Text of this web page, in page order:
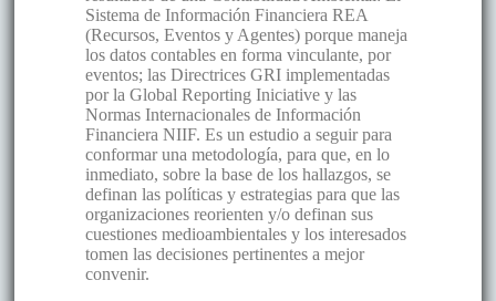
Sistema de Información Financiera REA
(Recursos, Eventos y Agentes) porque maneja
los datos contables en forma vinculante, por
eventos; las Directrices GRI implementadas
por la Global Reporting Iniciative y las
Normas Internacionales de Información
Financiera NIIF. Es un estudio a seguir para
conformar una metodología, para que, en lo
inmediato, sobre la base de los hallazgos, se
definan las políticas y estrategias para que las
organizaciones reorienten y/o definan sus
cuestiones medioambientales y los interesados
tomen las decisiones pertinentes a mejor
convenir.